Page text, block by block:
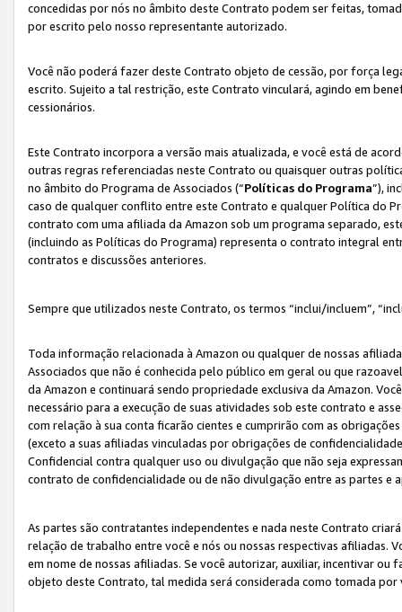
concedidas por nós no âmbito deste Contrato podem ser feitas,
por escrito pelo nosso representante autorizado.
Você não poderá fazer deste Contrato objeto de cessão, por força
escrito. Sujeito a tal restrição, este Contrato vinculará, agindo em
cessionários.
Este Contrato incorpora a versão mais atualizada, e você está de
outras regras referenciadas neste Contrato ou quaisquer outras
no âmbito do Programa de Associados (“Políticas do Programa”),
caso de qualquer conflito entre este Contrato e qualquer Política do
contrato com uma afiliada da Amazon sob um programa separado,
(incluindo as Políticas do Programa) representa o contrato integral
contratos e discussões anteriores.
Sempre que utilizados neste Contrato, os termos “inclui/incluem”,
Toda informação relacionada à Amazon ou qualquer de nossas
Associados que não é conhecida pelo público em geral ou que
da Amazon e continuará sendo propriedade exclusiva da Amazon.
necessário para a execução de suas atividades sob este contrato e
com relação à sua conta ficarão cientes e cumprirão com as
(exceto a suas afiliadas vinculadas por obrigações de
Confidencial contra qualquer uso ou divulgação que não seja
contrato de confidencialidade ou de não divulgação entre as partes e
As partes são contratantes independentes e nada neste Contrato
relação de trabalho entre você e nós ou nossas respectivas afiliadas.
em nome de nossas afiliadas. Se você autorizar, auxiliar, incentivar
objeto deste Contrato, tal medida será considerada como tomada por